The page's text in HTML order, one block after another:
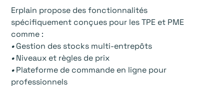
Erplain propose des fonctionnalités
spécifiquement conçues pour les TPE et PME
comme :
•Gestion des stocks multi-entrepôts
•Niveaux et règles de prix
•Plateforme de commande en ligne pour
professionnels